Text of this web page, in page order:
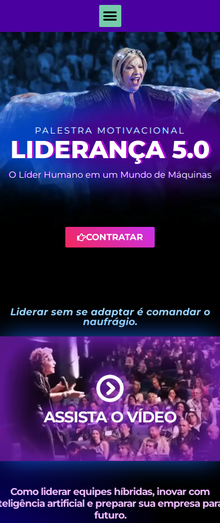
PALESTRA MOTIVACIONAL
LIDERANÇA 5.0
O Líder Humano em um Mundo de Máquinas
CONTRATAR
Liderar sem se adaptar é comandar o
naufrágio.
Como liderar equipes híbridas, inovar com
artificial e preparar sua empresa
futuro.